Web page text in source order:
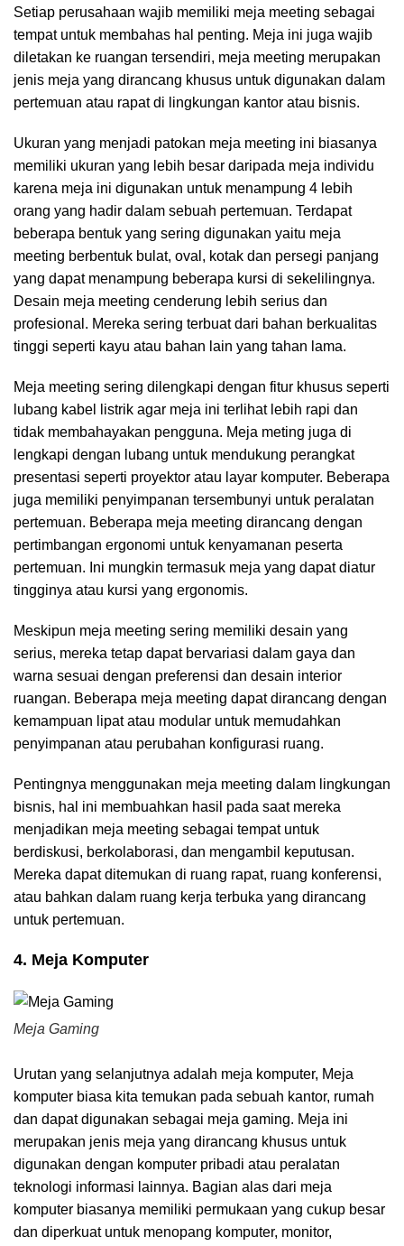
Setiap perusahaan wajib memiliki meja meeting sebagai
tempat untuk membahas hal penting. Meja ini juga wajib
diletakan ke ruangan tersendiri, meja meeting merupakan
jenis meja yang dirancang khusus untuk digunakan dalam
pertemuan atau rapat di lingkungan kantor atau bisnis.
Ukuran yang menjadi patokan meja meeting ini biasanya
memiliki ukuran yang lebih besar daripada meja individu
karena meja ini digunakan untuk menampung 4 lebih
orang yang hadir dalam sebuah pertemuan. Terdapat
beberapa bentuk yang sering digunakan yaitu meja
meeting berbentuk bulat, oval, kotak dan persegi panjang
yang dapat menampung beberapa kursi di sekelilingnya.
Desain meja meeting cenderung lebih serius dan
profesional. Mereka sering terbuat dari bahan berkualitas
tinggi seperti kayu atau bahan lain yang tahan lama.
Meja meeting sering dilengkapi dengan fitur khusus seperti
lubang kabel listrik agar meja ini terlihat lebih rapi dan
tidak membahayakan pengguna. Meja meting juga di
lengkapi dengan lubang untuk mendukung perangkat
presentasi seperti proyektor atau layar komputer. Beberapa
juga memiliki penyimpanan tersembunyi untuk peralatan
pertemuan. Beberapa meja meeting dirancang dengan
pertimbangan ergonomi untuk kenyamanan peserta
pertemuan. Ini mungkin termasuk meja yang dapat diatur
tingginya atau kursi yang ergonomis.
Meskipun meja meeting sering memiliki desain yang
serius, mereka tetap dapat bervariasi dalam gaya dan
warna sesuai dengan preferensi dan desain interior
ruangan. Beberapa meja meeting dapat dirancang dengan
kemampuan lipat atau modular untuk memudahkan
penyimpanan atau perubahan konfigurasi ruang.
Pentingnya menggunakan meja meeting dalam lingkungan
bisnis, hal ini membuahkan hasil pada saat mereka
menjadikan meja meeting sebagai tempat untuk
berdiskusi, berkolaborasi, dan mengambil keputusan.
Mereka dapat ditemukan di ruang rapat, ruang konferensi,
atau bahkan dalam ruang kerja terbuka yang dirancang
untuk pertemuan.
4. Meja Komputer
Meja Gaming
Urutan yang selanjutnya adalah meja komputer, Meja
komputer biasa kita temukan pada sebuah kantor, rumah
dan dapat digunakan sebagai meja gaming. Meja ini
merupakan jenis meja yang dirancang khusus untuk
digunakan dengan komputer pribadi atau peralatan
teknologi informasi lainnya. Bagian alas dari meja
komputer biasanya memiliki permukaan yang cukup besar
dan diperkuat untuk menopang komputer, monitor,